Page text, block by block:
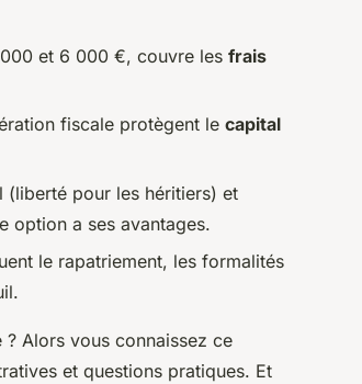
et 6 000 €, couvre les frais
fiscale protègent le capital
(liberté pour les héritiers) et
option a ses avantages.
le rapatriement, les formalités
? Alors vous connaissez ce
et questions pratiques. Et